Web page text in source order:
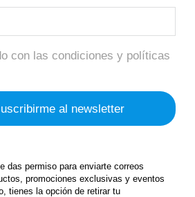
con las condiciones y políticas
das permiso para enviarte correos
promociones exclusivas y eventos
tienes la opción de retirar tu